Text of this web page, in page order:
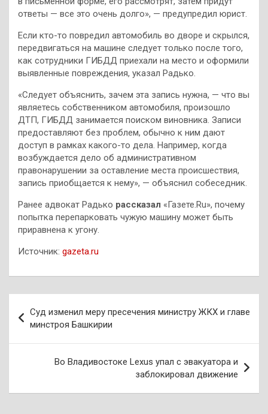
ответы — все это очень долго», — предупредил юрист.
Если кто-то повредил автомобиль во дворе и скрылся,
передвигаться на машине следует только после того,
как сотрудники ГИБДД приехали на место и оформили
выявленные повреждения, указал Радько.
«Следует объяснить, зачем эта запись нужна, — что вы
являетесь собственником автомобиля, произошло
ДТП, ГИБДД занимается поиском виновника. Записи
предоставляют без проблем, обычно к ним дают
доступ в рамках какого-то дела. Например, когда
возбуждается дело об административном
правонарушении за оставление места происшествия,
запись приобщается к нему», — объяснил собеседник.
Ранее адвокат Радько рассказал «Газете.Ru», почему
попытка перепарковать чужую машину может быть
приравнена к угону.
Источник: gazeta.ru
по
записям
Суд изменил меру пресечения министру ЖКХ и главе
минстроя Башкирии
Во Владивостоке Lexus упал с эвакуатора и
заблокировал движение